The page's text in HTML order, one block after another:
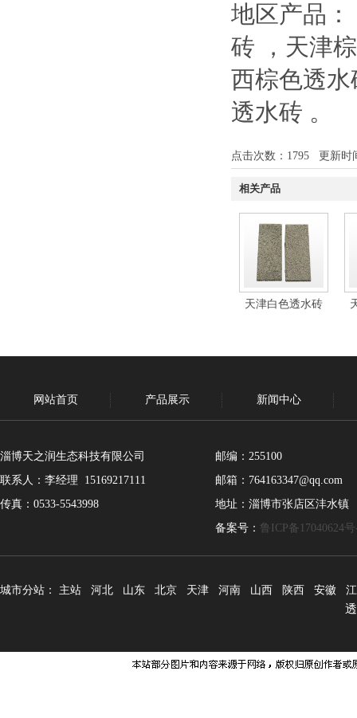
地区产品：
砖
， 天津
西棕色透
透水砖 。
点击次数： 1795 更新时
相关产品
天津白色透水砖
网站首页 产品展示 新闻中心
淄博天之润生态科技有限公司
联系人：李经理 15169217111
传真：0533-5543998
邮编：255100
邮箱：764163347@qq.com
地址：淄博市张店区沣水镇
备案号： 鲁ICP备17040624
城市分站： 主站 河北 山东 北京 天津 河南 山西 陕西 安徽